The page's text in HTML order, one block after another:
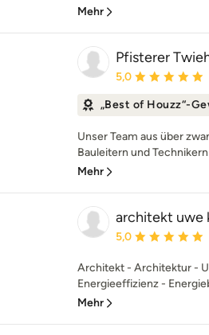
Mehr
Pfisterer
Durchschnittliche
5,0
„Best of Houzz“-
Unser Team aus über
Bauleitern und
Mehr
architekt uwe
Durchschnittliche
5,0
Architekt - Architektur -
Energieeffizienz -
Mehr